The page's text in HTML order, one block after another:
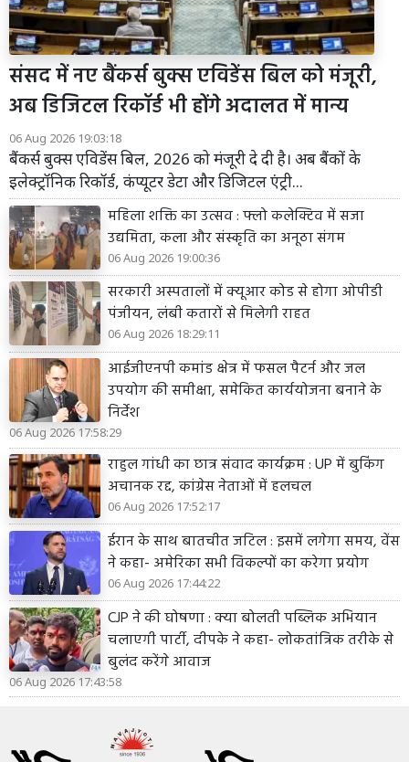
संसद में नए बैंकर्स बुक्स एविडेंस बिल को मंजूरी,
अब डिजिटल रिकॉर्ड भी होंगे अदालत में मान्य
06 Aug 2026 19:03:18
बैंकर्स बुक्स एविडेंस बिल, 2026 को मंजूरी दे दी है। अब बैंकों के
इलेक्ट्रॉनिक रिकॉर्ड, कंप्यूटर डेटा और डिजिटल एंट्री...
महिला शक्ति का उत्सव : फ्लो कलेक्टिव में सजा
उद्यमिता, कला और संस्कृति का अनूठा संगम
06 Aug 2026 19:00:36
सरकारी अस्पतालों में क्यूआर कोड से होगा ओपीडी
पंजीयन, लंबी कतारों से मिलेगी राहत
06 Aug 2026 18:29:11
आईजीएनपी कमांड क्षेत्र में फसल पैटर्न और जल
उपयोग की समीक्षा, समेकित कार्ययोजना बनाने के
निर्देश
06 Aug 2026 17:58:29
राहुल गांधी का छात्र संवाद कार्यक्रम : UP में बुकिंग
अचानक रद्द, कांग्रेस नेताओं में हलचल
06 Aug 2026 17:52:17
ईरान के साथ बातचीत जटिल : इसमें लगेगा समय, वेंस
ने कहा- अमेरिका सभी विकल्पों का करेगा प्रयोग
06 Aug 2026 17:44:22
CJP ने की घोषणा : क्या बोलती पब्लिक अभियान
चलाएगी पार्टी, दीपके ने कहा- लोकतांत्रिक तरीके से
बुलंद करेंगे आवाज
06 Aug 2026 17:43:58